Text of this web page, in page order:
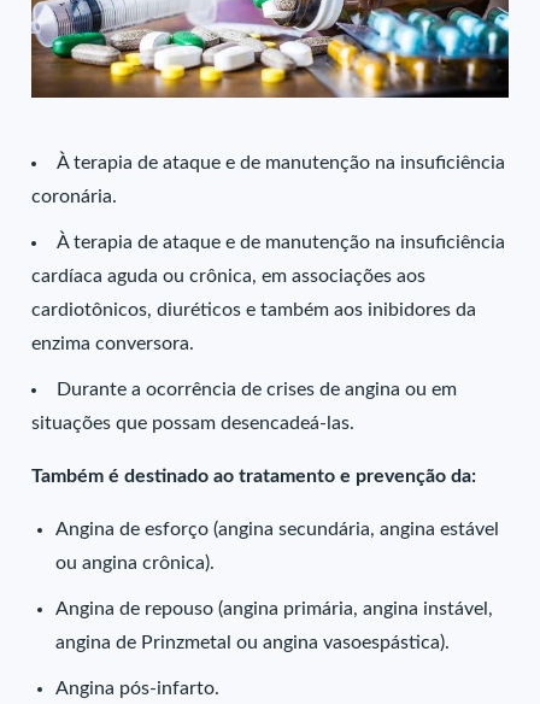
À terapia de ataque e de manutenção na insuficiência
coronária.
À terapia de ataque e de manutenção na insuficiência
cardíaca aguda ou crônica, em associações aos
cardiotônicos, diuréticos e também aos inibidores da
enzima conversora.
Durante a ocorrência de crises de angina ou em
situações que possam desencadeá-las.
Também é destinado ao tratamento e prevenção da:
Angina de esforço (angina secundária, angina estável
ou angina crônica).
Angina de repouso (angina primária, angina instável,
angina de Prinzmetal ou angina vasoespástica).
Angina pós-infarto.